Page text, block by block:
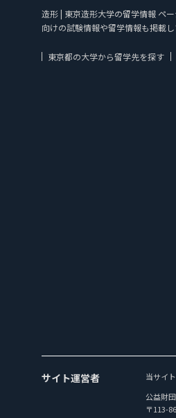
造形 | 東京造形大学の留学情報 ペ
向けの試験情報や留学情報も掲載
東京都の大学から留学先を探す
サイト運営者
当サイ
公益財
〒113-